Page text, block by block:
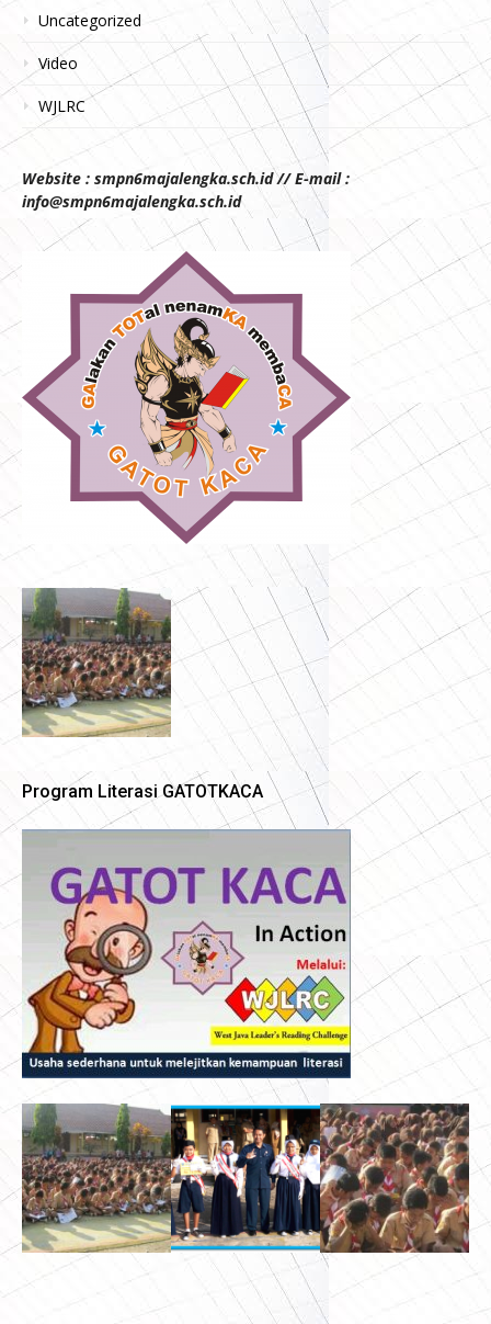
Uncategorized
Video
WJLRC
Website : smpn6majalengka.sch.id // E-mail :
info@smpn6majalengka.sch.id
Program Literasi GATOTKACA